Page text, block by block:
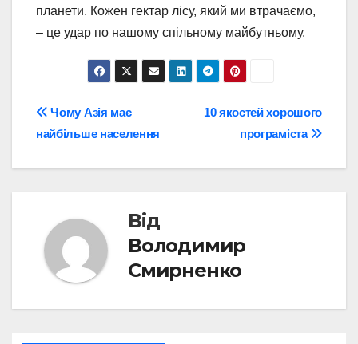
планети. Кожен гектар лісу, який ми втрачаємо,
– це удар по нашому спільному майбутньому.
Навігація
10 якостей хорошого
програміста
Чому Азія має
найбільше населення
Від
Володимир
Смирненко